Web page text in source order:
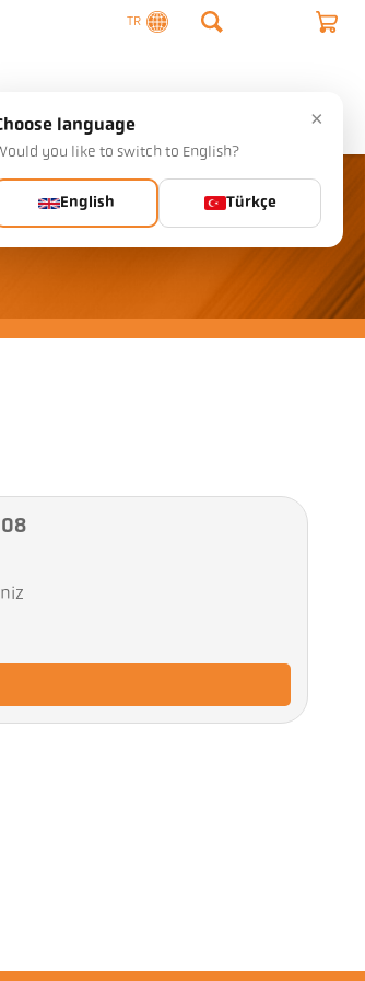
TR
×
language
you like to switch to English?
English Türkçe